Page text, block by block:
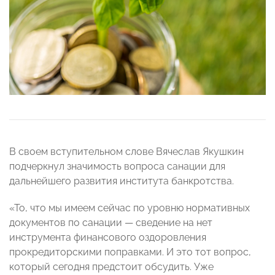
В своем вступительном слове Вячеслав Якушкин
подчеркнул значимость вопроса санации для
дальнейшего развития института банкротства.
«То, что мы имеем сейчас по уровню нормативных
документов по санации — сведение на нет
инструмента финансового оздоровления
прокредиторскими поправками. И это тот вопрос,
который сегодня предстоит обсудить. Уже